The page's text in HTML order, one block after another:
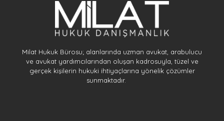
Milat Hukuk Bürosu; alanlarında uzman avukat, arabulucu
ve avukat yardımcılarından oluşan kadrosuyla, tüzel ve
gerçek kişilerin hukuki ihtiyaçlarına yönelik çözümler
sunmaktadır.